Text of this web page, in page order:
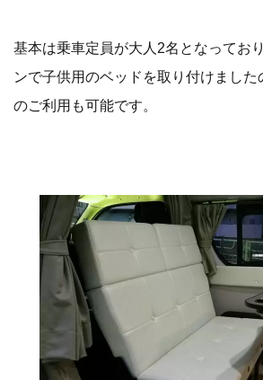
基本は乗車定員が大人2名となってお
ンで子供用のベッドを取り付けまし
のご利用も可能です。